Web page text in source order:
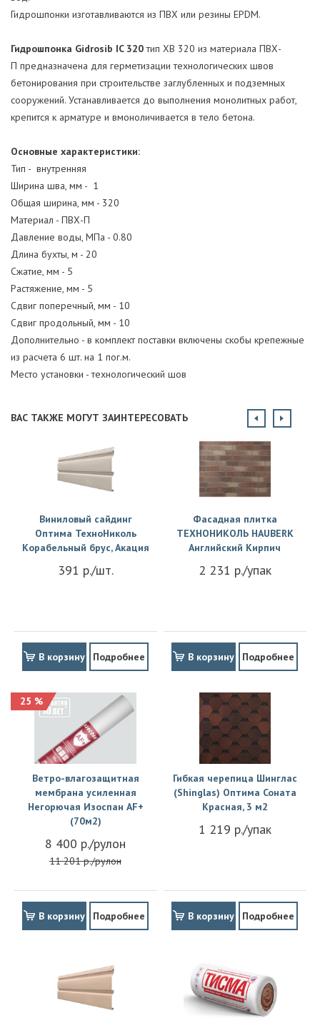
Гидрошпонки изготавливаются из ПВХ или резины EPDM.
Гидрошпонка Gidrosib IC 320тип ХВ 320 из материала ПВХ-
П предназначена для герметизации технологических швов
бетонирования при строительстве заглубленных и подземных
сооружений. Устанавливается до выполнения монолитных работ,
крепится к арматуре и вмоноличивается в тело бетона.
Основные характеристики:
Тип - внутренняя
Ширина шва, мм - 1
Общая ширина, мм - 320
Материал - ПВХ-П
Давление воды, МПа - 0.80
Длина бухты, м - 20
Сжатие, мм - 5
Растяжение, мм - 5
Сдвиг поперечный, мм - 10
Сдвиг продольный, мм - 10
Дополнительно - в комплект поставки включены скобы крепежные
из расчета 6 шт. на 1 пог.м.
Место установки - технологический шов
ВАС ТАКЖЕ МОГУТ ЗАИНТЕРЕСОВАТЬ
Виниловый сайдинг
Оптима ТехноНиколь
Корабельный брус, Акация
391 р./шт.
В корзину Подробнее
Фасадная плитка
ТЕХНОНИКОЛЬ HAUBERK
Английский Кирпич
2 231 р./упак
В корзину Подробнее
25 %
Ветро-влагозащитная
мембрана усиленная
Негорючая Изоспан АF+
(70м2)
8 400 р./рулон
11 201 р./рулон
В корзину Подробнее
Гибкая черепица Шинглас
(Shinglas) Оптима Соната
Красная, 3 м2
1 219 р./упак
В корзину Подробнее